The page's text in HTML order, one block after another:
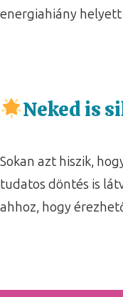
energiahiány
Neked is
Sokan azt hiszik,
tudatos döntés is
ahhoz, hogy